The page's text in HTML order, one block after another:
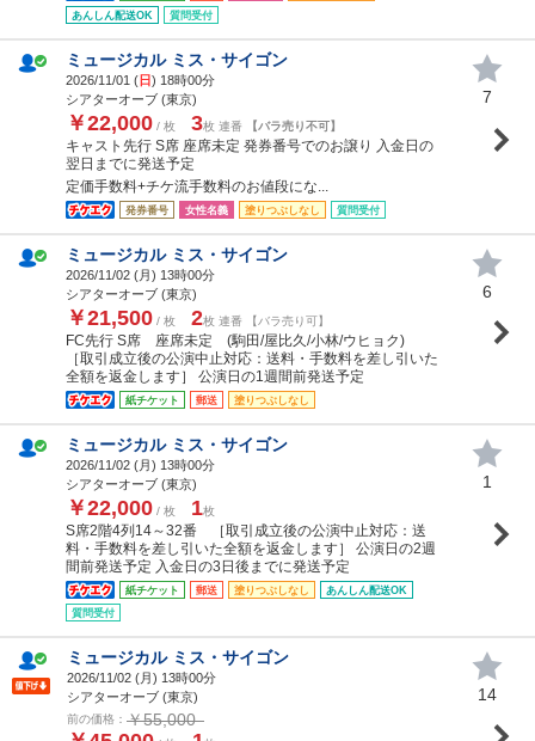
あんしん配送OK
質問受付
ミュージカル ミス・サイゴン
2026/11/01 (日) 18時00分
シアターオーブ (東京)
￥22,000 / 枚 3枚 連番 【バラ売り不可】
キャスト先行 S席 座席未定 発券番号でのお譲り 入金日の
翌日までに発送予定
定価手数料+チケ流手数料のお値段にな...
発券番号 女性名義 塗りつぶしなし 質問受付
7
ミュージカル ミス・サイゴン
2026/11/02 (月) 13時00分
シアターオーブ (東京)
￥21,500 / 枚 2枚 連番 【バラ売り可】
FC先行 S席 座席未定 (駒田/屋比久/小林/ウヒョク)
［取引成立後の公演中止対応：送料・手数料を差し引いた
全額を返金します］ 公演日の1週間前発送予定
紙チケット 郵送 塗りつぶしなし
6
ミュージカル ミス・サイゴン
2026/11/02 (月) 13時00分
シアターオーブ (東京)
￥22,000 / 枚 1枚
S席2階4列14～32番 ［取引成立後の公演中止対応：送
料・手数料を差し引いた全額を返金します］ 公演日の2週
間前発送予定 入金日の3日後までに発送予定
紙チケット 郵送 塗りつぶしなし
あんしん配送OK
質問受付
1
ミュージカル ミス・サイゴン
2026/11/02 (月) 13時00分
シアターオーブ (東京)
前の価格： ￥55,000
14